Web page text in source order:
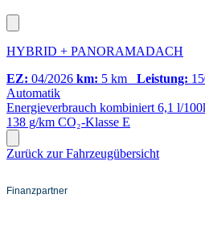
HYBRID + PANORAMADACH
EZ: 04/2026 km: 5 km Leistung:
Automatik
Energieverbrauch kombiniert 6,1 l/
138 g/km CO₂-Klasse E
Zurück zur Fahrzeugübersicht
Finanzpartner